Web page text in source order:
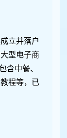
立并落户
型电子商
含中餐、
程等，已